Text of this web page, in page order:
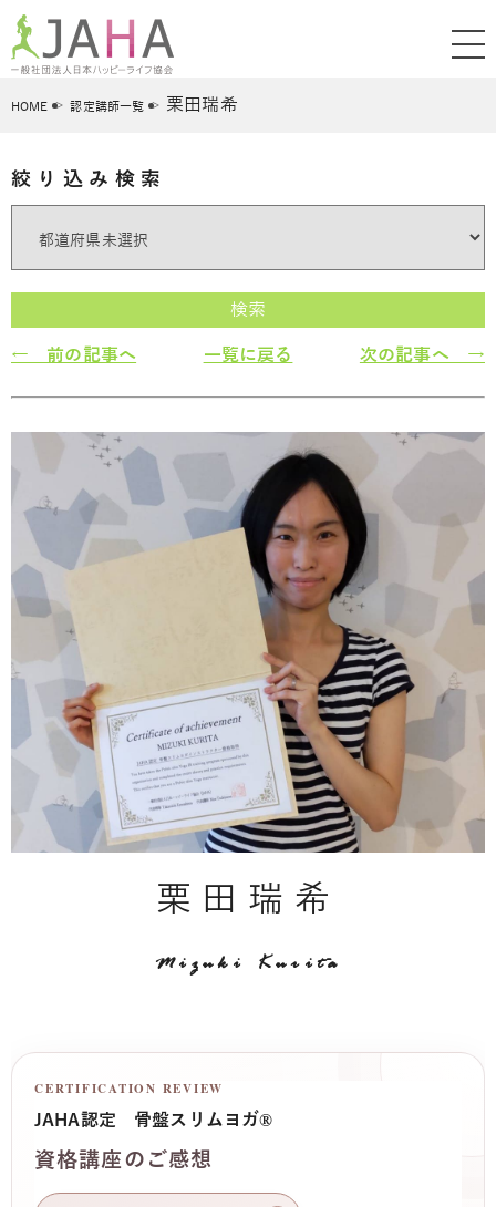
HOME 認定講師一覧 栗田瑞希
絞り込み検索
検索
← 前の記事へ 一覧に戻る 次の記事へ →
栗田瑞希
Mizuki Kurita
CERTIFICATION REVIEW
JAHA認定 骨盤スリムヨガ®
資格講座のご感想